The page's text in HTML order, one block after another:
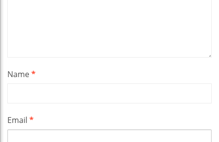
Name*
Email *